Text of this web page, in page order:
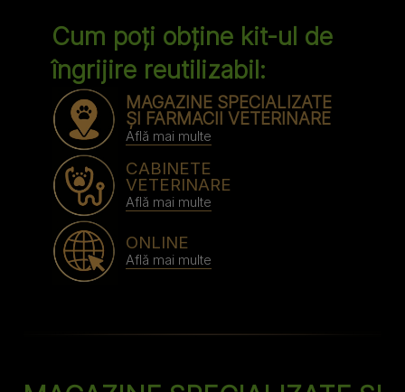
Cum poți obține kit-ul de
îngrijire reutilizabil:
MAGAZINE SPECIALIZATE
ȘI FARMACII VETERINARE
Află mai multe
CABINETE
VETERINARE
Află mai multe
ONLINE
Află mai multe